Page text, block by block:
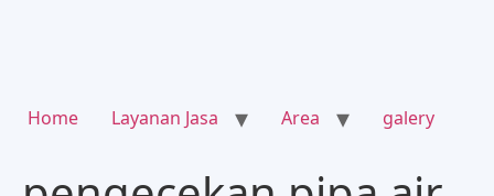
Home Layanan Jasa Area galery